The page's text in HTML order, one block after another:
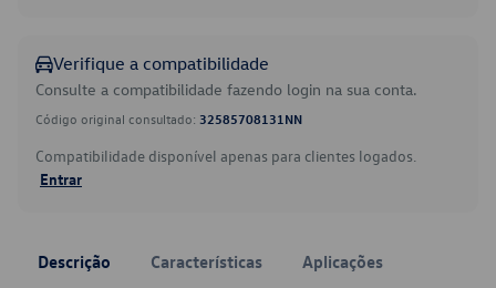
Verifique a compatibilidade
Consulte a compatibilidade fazendo login na sua conta.
Código original consultado: 32585708131NN
Compatibilidade disponível apenas para clientes logados.
Entrar
Descrição Características Aplicações